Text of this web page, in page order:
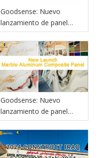
Goodsense: Nuevo
lanzamiento de panel
compuesto de aluminio
brillante
Goodsense: Nuevo
lanzamiento de panel
compuesto de aluminio y
mármol